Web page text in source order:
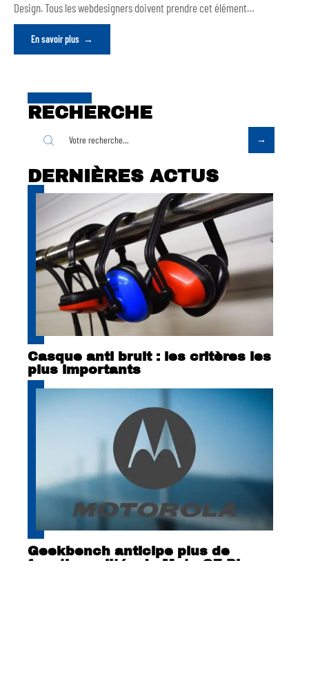
Design. Tous les webdesigners doivent prendre cet élément…
En savoir plus
RECHERCHE
DERNIÈRES ACTUS
Casque anti bruit : les critères les
plus importants
Geekbench anticipe plus de
fonctionnalités du Moto G7 Play